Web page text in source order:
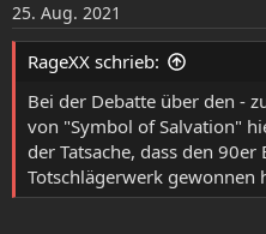
n
e
n
25. Aug. 2021
RageXX schrieb:
Bei der Debatte über den -
von "Symbol of Salvation"
der Tatsache, dass den
Totschlägerwerk gewonnen